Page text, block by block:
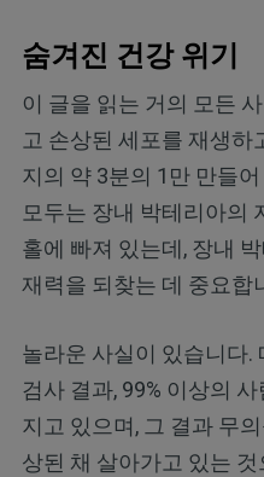
숨겨진 건강 위기
이 글을 읽는 거의 모든
고 손상된 세포를 재생하
지의 약 3분의 1만 만들
모두는 장내 박테리아의
홀에 빠져 있는데, 장내
재력을 되찾는 데 중요합
놀라운 사실이 있습니다.
검사 결과, 99% 이상의
지고 있으며, 그 결과 무
상된 채 살아가고 있는